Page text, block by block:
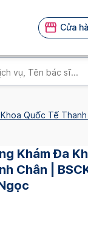
Cửa
Quốc Tế Thanh
Khám Đa
Chân |